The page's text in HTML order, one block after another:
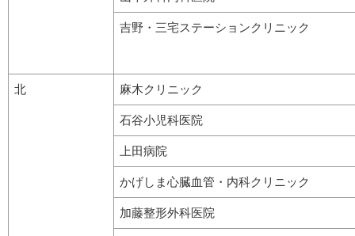
吉野・三宅ステーションクリニック
北 麻木クリニック
石谷小児科医院
上田病院
かげしま心臓血管・内科クリニック
加藤整形外科医院